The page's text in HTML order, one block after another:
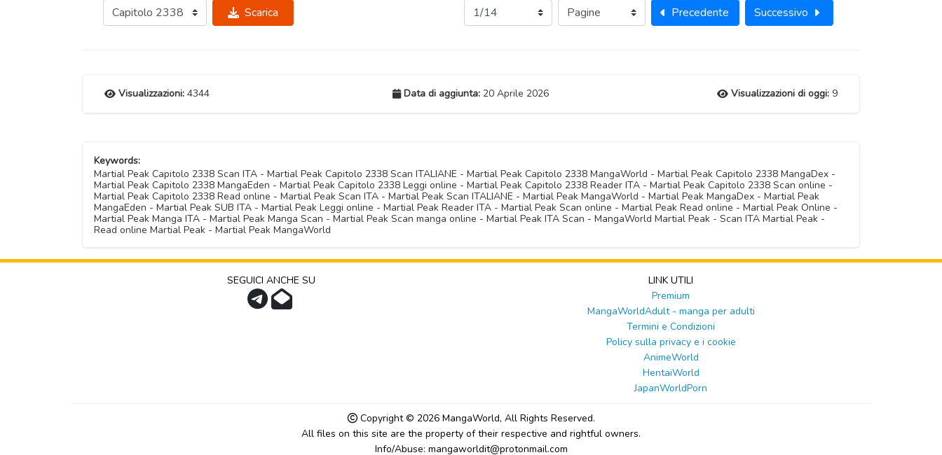
Scarica Precedente Successivo
Visualizzazioni: 4344 Data di aggiunta: 20 Aprile 2026 Visualizzazioni di oggi:9
Keywords:
Martial Peak Capitolo 2338 Scan ITA - Martial Peak Capitolo 2338 Scan ITALIANE - Martial Peak Capitolo 2338 MangaWorld - Martial Peak Capitolo 2338 MangaDex -
Martial Peak Capitolo 2338 MangaEden - Martial Peak Capitolo 2338 Leggi online - Martial Peak Capitolo 2338 Reader ITA - Martial Peak Capitolo 2338 Scan online -
Martial Peak Capitolo 2338 Read online - Martial Peak Scan ITA - Martial Peak Scan ITALIANE - Martial Peak MangaWorld - Martial Peak MangaDex - Martial Peak
MangaEden - Martial Peak SUB ITA - Martial Peak Leggi online - Martial Peak Reader ITA - Martial Peak Scan online - Martial Peak Read online - Martial Peak Online -
Martial Peak Manga ITA - Martial Peak Manga Scan - Martial Peak Scan manga online - Martial Peak ITA Scan - MangaWorld Martial Peak - Scan ITA Martial Peak -
Read online Martial Peak - Martial Peak MangaWorld
SEGUICI ANCHE SU
LINK UTILI
Premium
MangaWorldAdult - manga per adulti
Termini e Condizioni
Policy sulla privacy e i cookie
AnimeWorld
HentaiWorld
JapanWorldPorn
Copyright © 2026 MangaWorld, All Rights Reserved.
All files on this site are the property of their respective and rightful owners.
Info/Abuse: mangaworldit@protonmail.com